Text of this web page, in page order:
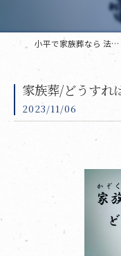
小平で家族葬なら 法善寺
家族葬/どうすれ
2023/11/06